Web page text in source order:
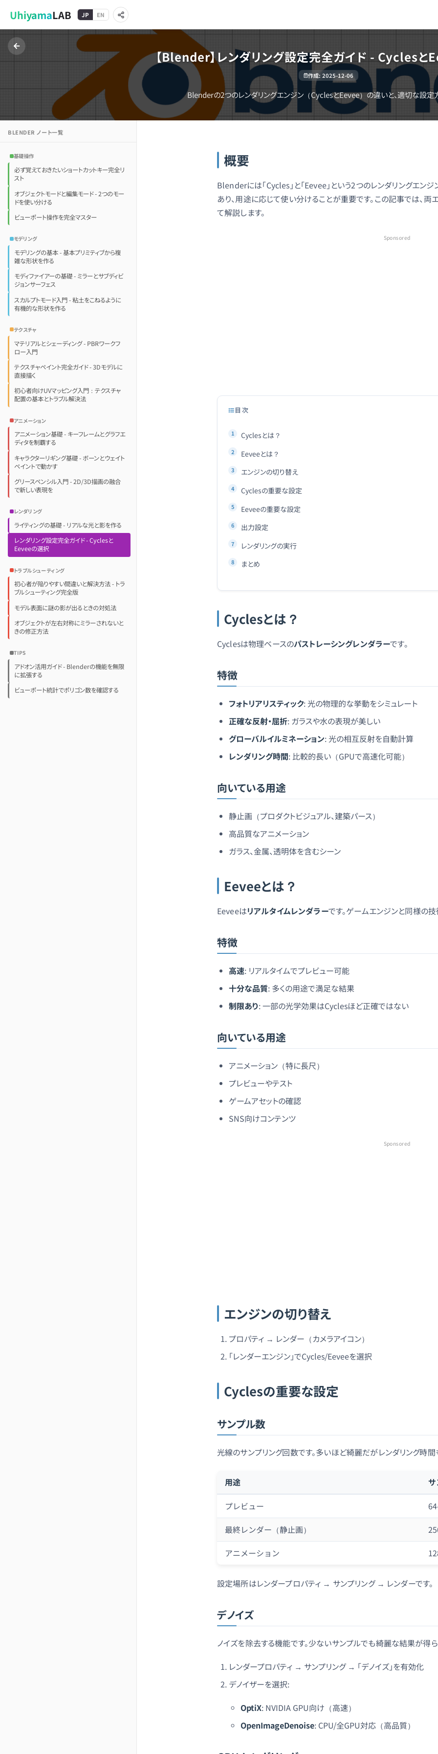
UhiyamaLAB JP EN
【Blender】レンダリング設定完全ガイド - Cyclesと
作成:2025-12-06
Blenderの2つのレンダリングエンジン（CyclesとEevee）の違いと、適切な設定
BLENDER ノート一覧
基礎操作
必ず覚えておきたいショートカットキー完全リ
スト
オブジェクトモードと編集モード - 2つのモー
ドを使い分ける
ビューポート操作を完全マスター
モデリング
モデリングの基本 - 基本プリミティブから複
雑な形状を作る
モディファイアーの基礎 - ミラーとサブディビ
ジョンサーフェス
スカルプトモード入門 - 粘土をこねるように
有機的な形状を作る
テクスチャ
マテリアルとシェーディング - PBRワークフ
ロー入門
テクスチャペイント完全ガイド - 3Dモデルに
直接描く
初心者向けUVマッピング入門：テクスチャ
配置の基本とトラブル解決法
アニメーション
アニメーション基礎 - キーフレームとグラフエ
ディタを制覇する
キャラクターリギング基礎 - ボーンとウェイト
ペイントで動かす
グリースペンシル入門 - 2D/3D描画の融合
で新しい表現を
レンダリング
ライティングの基礎 - リアルな光と影を作る
レンダリング設定完全ガイド - Cyclesと
Eeveeの選択
トラブルシューティング
初心者が陥りやすい間違いと解決方法 - トラ
ブルシューティング完全版
モデル表面に謎の影が出るときの対処法
オブジェクトが左右対称にミラーされないと
きの修正方法
TIPS
アドオン活用ガイド - Blenderの機能を無限
に拡張する
ビューポート統計でポリゴン数を確認する
概要
Blenderには「Cycles」と「Eevee」という2つのレンダリングエン
あり、用途に応じて使い分けることが重要です。この記事では、
て解説します。
Sponsored
目次
Cyclesとは？
Eeveeとは？
エンジンの切り替え
Cyclesの重要な設定
Eeveeの重要な設定
出力設定
レンダリングの実行
まとめ
Cyclesとは？
Cyclesは物理ベースのパストレーシングレンダラーです。
特徴
フォトリアリスティック: 光の物理的な挙動をシミュレート
正確な反射・屈折: ガラスや水の表現が美しい
グローバルイルミネーション: 光の相互反射を自動計算
レンダリング時間: 比較的長い（GPUで高速化可能）
向いている用途
静止画（プロダクトビジュアル、建築パース）
高品質なアニメーション
ガラス、金属、透明体を含むシーン
Eeveeとは？
Eeveeはリアルタイムレンダラーです。ゲームエンジンと同様の
特徴
高速: リアルタイムでプレビュー可能
十分な品質: 多くの用途で満足な結果
制限あり: 一部の光学効果はCyclesほど正確ではない
向いている用途
アニメーション（特に長尺）
プレビューやテスト
ゲームアセットの確認
SNS向けコンテンツ
Sponsored
エンジンの切り替え
プロパティ → レンダー（カメラアイコン）
「レンダーエンジン」でCycles/Eeveeを選択
Cyclesの重要な設定
サンプル数
光線のサンプリング回数です。多いほど綺麗だがレンダリング時間
用途
プレビュー
最終レンダー（静止画）
アニメーション
設定場所はレンダープロパティ → サンプリング → レンダーです。
デノイズ
ノイズを除去する機能です。少ないサンプルでも綺麗な結果が得ら
レンダープロパティ → サンプリング → 「デノイズ」を有効化
デノイザーを選択:
OptiX: NVIDIA GPU向け（高速）
OpenImageDenoise: CPU/全GPU対応（高品質）